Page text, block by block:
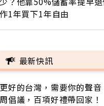
作1年買下1年自由
最新快訊
更好的台灣，需要你的聲
周倡議，百項好禮帶回家！